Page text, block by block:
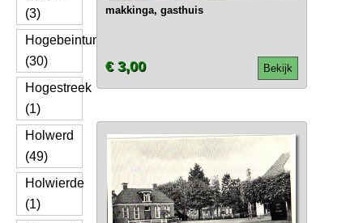
(3)
Hogebeintum
(30)
Hogestreek
(1)
Holwerd
(49)
Holwierde
(1)
makkinga, gasthuis
Bekijk
€ 3,00